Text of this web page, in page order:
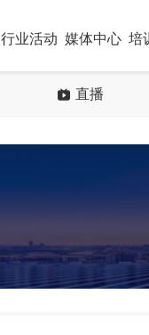
行业活动 媒体中心 培
直播